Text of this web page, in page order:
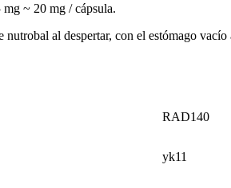
~ 20 mg / cápsula.
al despertar, con el estómago
RAD140
yk11